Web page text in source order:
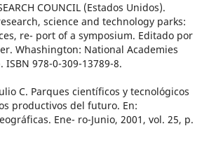
COUNCIL (Estados Unidos).
science and technology parks:
re- port of a symposium. Editado por
Whashington: National Academies
ISBN 978-0-309-13789-8.
C. Parques científicos y tecnológicos
productivos del futuro. En:
Ene- ro-Junio, 2001, vol. 25, p.